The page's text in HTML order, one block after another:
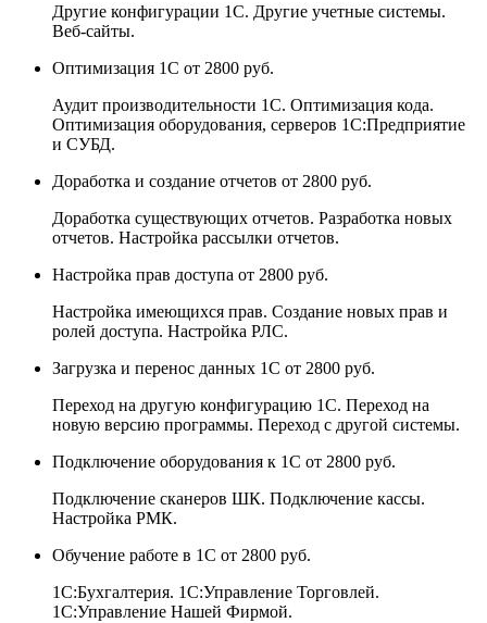
Другие конфигурации 1С. Другие учетные системы.
Веб-сайты.
Оптимизация 1С от 2800 руб.
Аудит производительности 1С. Оптимизация кода.
Оптимизация оборудования, серверов 1С:Предприятие
и СУБД.
Доработка и создание отчетов от 2800 руб.
Доработка существующих отчетов. Разработка новых
отчетов. Настройка рассылки отчетов.
Настройка прав доступа от 2800 руб.
Настройка имеющихся прав. Создание новых прав и
ролей доступа. Настройка РЛС.
Загрузка и перенос данных 1С от 2800 руб.
Переход на другую конфигурацию 1С. Переход на
новую версию программы. Переход с другой системы.
Подключение оборудования к 1С от 2800 руб.
Подключение сканеров ШК. Подключение кассы.
Настройка РМК.
Обучение работе в 1С от 2800 руб.
1С:Бухгалтерия. 1С:Управление Торговлей.
1С:Управление Нашей Фирмой.